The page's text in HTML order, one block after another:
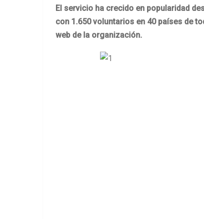
El servicio ha crecido en popularidad
con 1.650 voluntarios en 40 países de
web de la organización.